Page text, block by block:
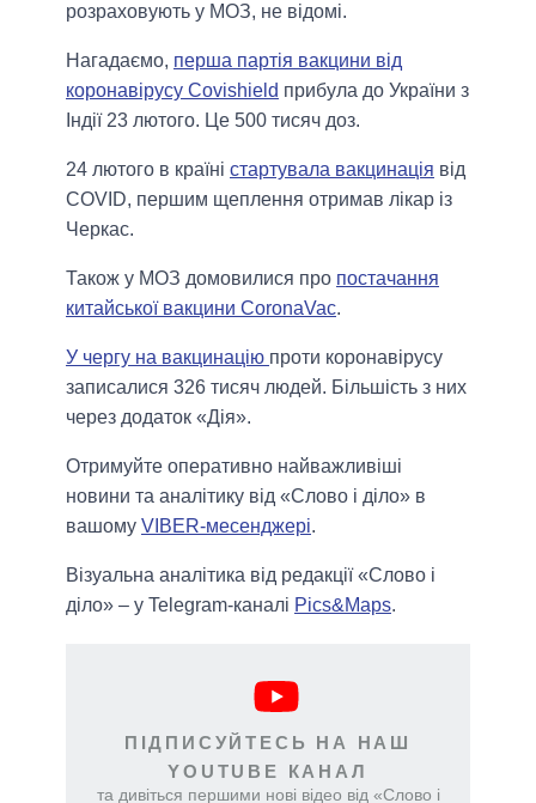
розраховують у МОЗ, не відомі.
Нагадаємо, перша партія вакцини від
коронавірусу Covishield прибула до України з
Індії 23 лютого. Це 500 тисяч доз.
24 лютого в країні стартувала вакцинація від
COVID, першим щеплення отримав лікар із
Черкас.
Також у МОЗ домовилися про постачання
китайської вакцини CoronaVac.
У чергу на вакцинацію проти коронавірусу
записалися 326 тисяч людей. Більшість з них
через додаток «Дія».
Отримуйте оперативно найважливіші
новини та аналітику від «Слово і діло» в
вашому VIBER-месенджері.
Візуальна аналітика від редакції «Слово і
діло» – у Telegram-каналі Pics&Maps.
ПІДПИСУЙТЕСЬ НА НАШ
YOUTUBE КАНАЛ
та дивіться першими нові відео від «Слово і